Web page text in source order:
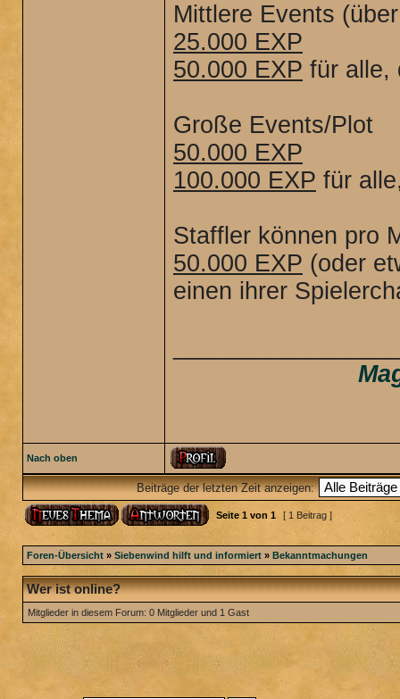
Mittlere Events
25.000 EXP
50.000 EXP für alle,
Große Events/Plot
50.000 EXP
100.000 EXP für
Staffler können pro
50.000 EXP (oder
einen ihrer
Nach oben
Beiträge der letzten Zeit anzeigen:
Seite 1 von 1 [ 1 Beitrag ]
Foren-Übersicht » Siebenwind hilft und informiert » Bekanntmachungen
Wer ist online?
Mitglieder in diesem Forum: 0 Mitglieder und 1 Gast